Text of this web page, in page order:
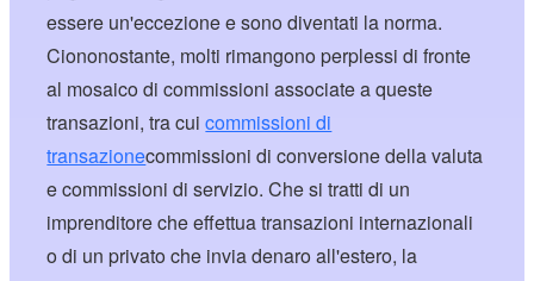
essere un'eccezione e sono diventati la norma.
Ciononostante, molti rimangono perplessi di fronte
al mosaico di commissioni associate a queste
transazioni, tra cuicommissioni di
transazionecommissioni di conversione della valuta
e commissioni di servizio. Che si tratti di un
imprenditore che effettua transazioni internazionali
o di un privato che invia denaro all'estero, la